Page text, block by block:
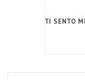
TI SENTO